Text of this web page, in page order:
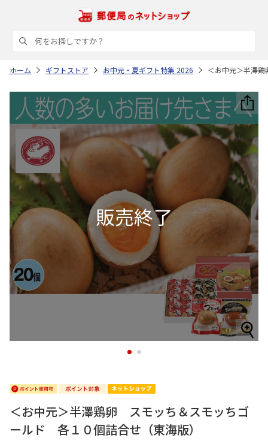
ホーム ギフトストア お中元・夏ギフト特集 2026 ＜お中元＞半澤
1 2
＜お中元＞半澤鶏卵 スモッち＆スモッちゴ
ールド 各１０個詰合せ（東海版）